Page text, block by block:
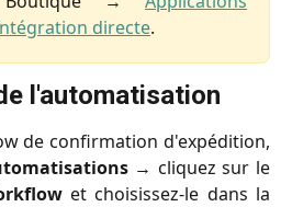
directe.
l'automatisation
de confirmation d'expédition,
→ cliquez sur le
et choisissez-le dans la